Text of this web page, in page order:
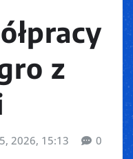
z
2026, 15:13 0